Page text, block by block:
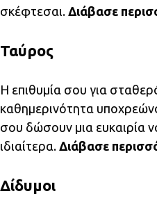
σκέφτεσαι. Διάβασε
Ταύρος
Η επιθυμία σου για
καθημερινότητα
σου δώσουν μια ευκαιρία
ιδιαίτερα. Διάβασε
Δίδυμοι